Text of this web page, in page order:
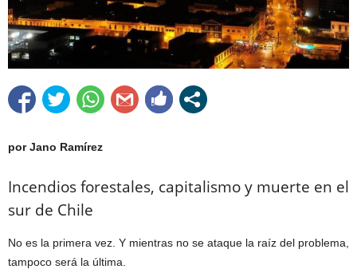
por Jano Ramírez
Incendios forestales, capitalismo y muerte en el
sur de Chile
No es la primera vez. Y mientras no se ataque la raíz del problema,
tampoco será la última.